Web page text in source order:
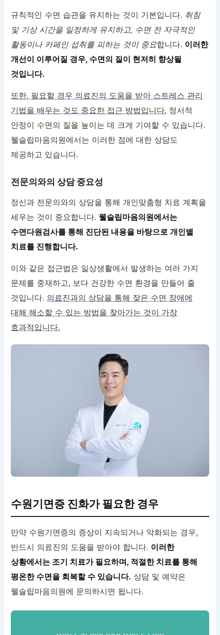
규칙적인 수면 습관을 유지하는 것이 기본입니다. 취침
및 기상 시간을 일정하게 유지하고, 수면 전 자극적인
활동이나 카페인 섭취를 피하는 것이 중요합니다. 이러한
개선이 이루어질 경우, 수면의 질이 현저히 향상될
것입니다.
또한, 필요할 경우 의료진의 도움을 받아 스트레스 관리
기법을 배우는 것도 중요한 접근 방법입니다. 정서적
안정이 수면의 질을 높이는 데 크게 기여할 수 있습니다.
웰슬립마음의원에서는 이러한 점에 대한 상담도
제공하고 있습니다.
전문의와의 상담 중요성
정신과 전문의와의 상담을 통해 개인맞춤형 치료 계획을
세우는 것이 중요합니다. 웰슬립마음의원에서는
수면다원검사를 통해 진단된 내용을 바탕으로 개인별
치료를 진행합니다.
이와 같은 접근법은 일상생활에서 발생하는 여러 가지
문제를 중재하고, 보다 건강한 수면 환경을 만들어 줄
것입니다. 의료진과의 상담을 통해 잦은 수면 장애에
대해 해소할 수 있는 방법을 찾아가는 것이 가장
효과적입니다.
수원기면증 진화가 필요한 경우
만약 수원기면증의 증상이 지속되거나 악화되는 경우,
반드시 의료진의 도움을 받아야 합니다. 이러한
상황에서는 조기 치료가 필요하며, 적절한 치료를 통해
평온한 수면을 회복할 수 있습니다. 상담 및 예약은
웰슬립마음의원에 문의하시면 됩니다.